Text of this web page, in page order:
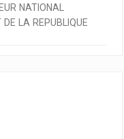
NATIONAL
DE LA REPUBLIQUE